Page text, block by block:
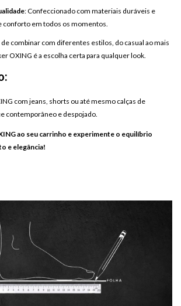
: Confeccionado com materiais duráveis e
conforto em todos os momentos.
de combinar com diferentes estilos, do casual ao mais
OXING é a escolha certa para qualquer look.
com jeans, shorts ou até mesmo calças de
contemporâneo e despojado.
ao seu carrinho e experimente o equilíbrio
e elegância!